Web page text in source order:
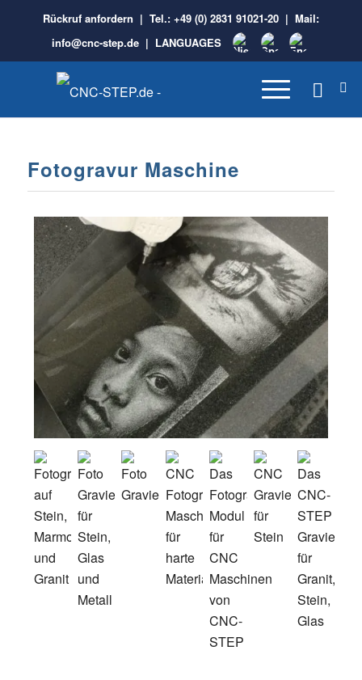
Rückruf anfordern | Tel.: +49 (0) 2831 91021-20| Mail:
info@cnc-step.de | LANGUAGES
Fotogravur Maschine